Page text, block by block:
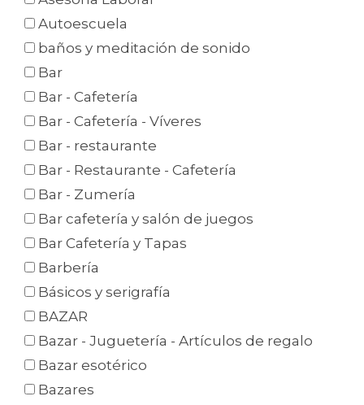
Autoescuela
baños y meditación de sonido
Bar
Bar - Cafetería
Bar - Cafetería - Víveres
Bar - restaurante
Bar - Restaurante - Cafetería
Bar - Zumería
Bar cafetería y salón de juegos
Bar Cafetería y Tapas
Barbería
Básicos y serigrafía
BAZAR
Bazar - Juguetería - Artículos de regalo
Bazar esotérico
Bazares